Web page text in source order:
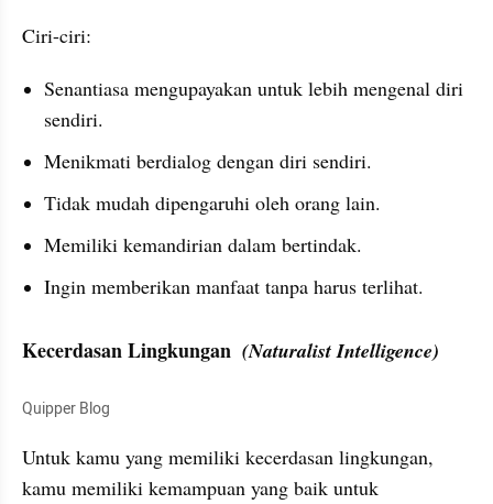
Ciri-ciri:
Senantiasa mengupayakan untuk lebih mengenal diri
sendiri.
Menikmati berdialog dengan diri sendiri.
Tidak mudah dipengaruhi oleh orang lain.
Memiliki kemandirian dalam bertindak.
Ingin memberikan manfaat tanpa harus terlihat.
Kecerdasan Lingkungan (Naturalist Intelligence)
Quipper Blog
Untuk kamu yang memiliki kecerdasan lingkungan,
kamu memiliki kemampuan yang baik untuk